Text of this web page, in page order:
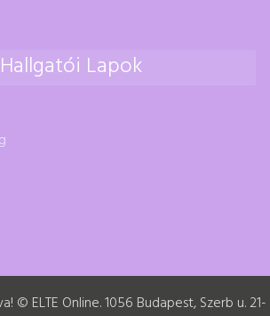
Hallgatói Lapok
© ELTE Online. 1056 Budapest, Szerb u. 21-